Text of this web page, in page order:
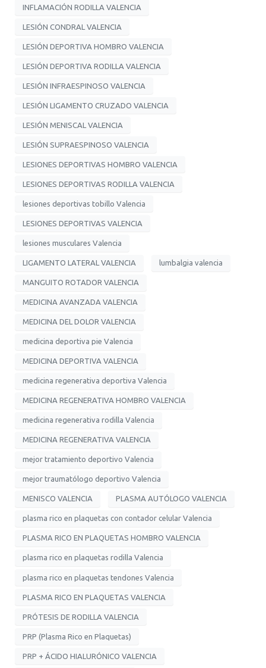
INFLAMACIÓN RODILLA VALENCIA
LESIÓN CONDRAL VALENCIA
LESIÓN DEPORTIVA HOMBRO VALENCIA
LESIÓN DEPORTIVA RODILLA VALENCIA
LESIÓN INFRAESPINOSO VALENCIA
LESIÓN LIGAMENTO CRUZADO VALENCIA
LESIÓN MENISCAL VALENCIA
LESIÓN SUPRAESPINOSO VALENCIA
LESIONES DEPORTIVAS HOMBRO VALENCIA
LESIONES DEPORTIVAS RODILLA VALENCIA
lesiones deportivas tobillo Valencia
LESIONES DEPORTIVAS VALENCIA
lesiones musculares Valencia
LIGAMENTO LATERAL VALENCIA lumbalgia valencia
MANGUITO ROTADOR VALENCIA
MEDICINA AVANZADA VALENCIA
MEDICINA DEL DOLOR VALENCIA
medicina deportiva pie Valencia
MEDICINA DEPORTIVA VALENCIA
medicina regenerativa deportiva Valencia
MEDICINA REGENERATIVA HOMBRO VALENCIA
medicina regenerativa rodilla Valencia
MEDICINA REGENERATIVA VALENCIA
mejor tratamiento deportivo Valencia
mejor traumatólogo deportivo Valencia
MENISCO VALENCIA PLASMA AUTÓLOGO VALENCIA
plasma rico en plaquetas con contador celular Valencia
PLASMA RICO EN PLAQUETAS HOMBRO VALENCIA
plasma rico en plaquetas rodilla Valencia
plasma rico en plaquetas tendones Valencia
PLASMA RICO EN PLAQUETAS VALENCIA
PRÓTESIS DE RODILLA VALENCIA
PRP (Plasma Rico en Plaquetas)
PRP + ÁCIDO HIALURÓNICO VALENCIA